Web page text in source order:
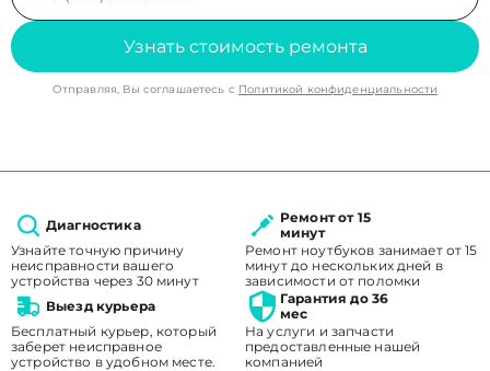
Узнать стоимость ремонта
Отправляя, Вы соглашаетесь с Политикой конфиденциальности
Диагностика
Узнайте точную причину
неисправности вашего
устройства через 30 минут
Ремонт от 15
минут
Ремонт ноутбуков занимает от 15
минут до нескольких дней в
зависимости от поломки
Выезд курьера
Бесплатный курьер, который
заберет неисправное
устройство в удобном месте.
Гарантия до 36
мес
На услуги и запчасти
предоставленные нашей
компанией